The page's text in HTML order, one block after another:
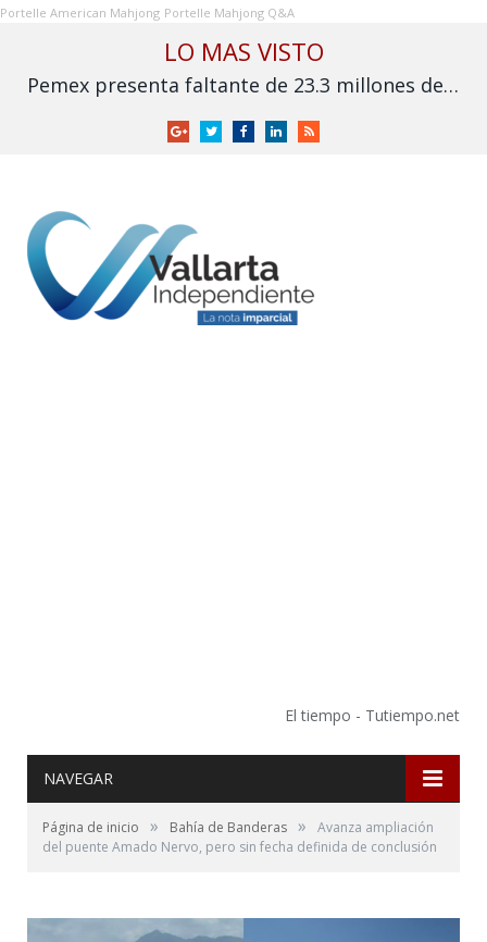
Portelle American Mahjong Portelle Mahjong Q&A
LO MAS VISTO
Pemex presenta faltante de 23.3 millones de barriles de crudo en el segundo trimestre de 2026
GoogleTwitterFacebookLinkedInRSS
El tiempo - Tutiempo.net
NAVEGAR
Página de inicio » Bahía de Banderas »
Avanza ampliación
del puente Amado Nervo, pero sin fecha definida de conclusión